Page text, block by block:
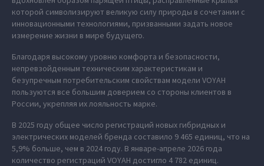
которой символизируют великую силу природы в сочетании с
инновационными технологиями, призванными задать новое
измерение жизни в мире будущего.
Благодаря высокому уровню комфорта и безопасности,
непревзойденным техническим характеристикам и
безупречным потребительским свойствам модели VOYAH
пользуются все большим доверием со стороны клиентов в
России, укрепляя их лояльность марке.
В 2025 году общее число регистраций новых гибридных и
электрических моделей бренда составило 9 465 единиц, что на
5,9% больше, чем в 2024 году. В январе-апреле 2026 года
количество регистраций VOYAH достигло 4 782 единиц.